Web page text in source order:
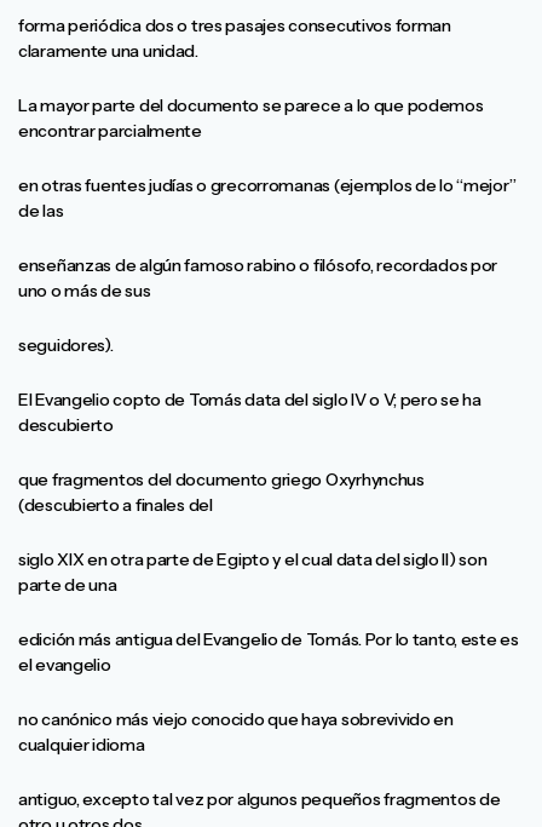
forma periódica dos o tres pasajes consecutivos forman
claramente una unidad.
La mayor parte del documento se parece a lo que podemos
encontrar parcialmente
en otras fuentes judías o grecorromanas (ejemplos de lo “mejor”
de las
enseñanzas de algún famoso rabino o filósofo, recordados por
uno o más de sus
seguidores).
El Evangelio copto de Tomás data del siglo IV o V; pero se ha
descubierto
que fragmentos del documento griego Oxyrhynchus
(descubierto a finales del
siglo XIX en otra parte de Egipto y el cual data del siglo II) son
parte de una
edición más antigua del Evangelio de Tomás. Por lo tanto, este es
el evangelio
no canónico más viejo conocido que haya sobrevivido en
cualquier idioma
antiguo, excepto tal vez por algunos pequeños fragmentos de